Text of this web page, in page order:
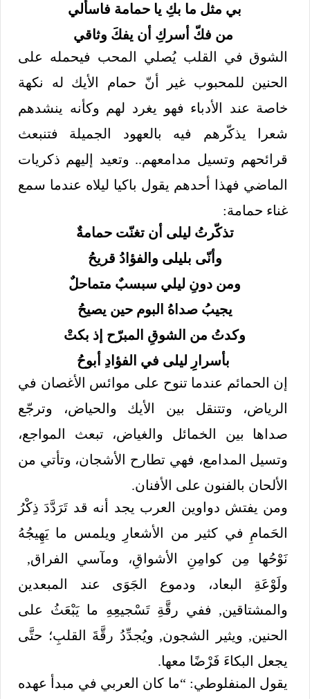
بي مثل ما بكِ يا حمامة فاسألي
من فكّ أسركِ أن يفكَ وثاقي
الشوق في القلب يُصلي المحب فيحمله على
الحنين للمحبوب غير أنّ حمام الأيك له نكهة
خاصة عند الأدباء فهو يغرد لهم وكأنه ينشدهم
شعرا يذكّرهم فيه بالعهود الجميلة فتنبعث
قرائحهم وتسيل مدامعهم.. وتعيد إليهم ذكريات
الماضي فهذا أحدهم يقول باكيا ليلاه عندما سمع
غناء حمامة:
تذكّرتُ ليلى أن تغنّت حمامةٌ
وأنّى بليلى والفؤادُ قريحُ
ومن دونِ ليلي سبسبٌ متماحلٌ
يجيبُ صداهُ البوم حين يصيحُ
وكدتُ من الشوقِ المبرّح إذ بكتْ
بأسرارِ ليلى في الفؤادِ أبوحُ
إن الحمائم عندما تنوح على موائس الأغصان في
الرياض، وتتنقل بين الأيك والحياض، وترجّع
صداها بين الخمائل والغياض، تبعث المواجع،
وتسيل المدامع، فهي تطارح الأشجان، وتأتي من
الألحان بالفنون على الأفنان.
ومن يفتش دواوين العرب يجد أنه قد تَرَدَّدَ ذِكْرُ
الحَمامِ في كثير من الأشعارِ ويلمس ما يَهِيجُهُ
نَوْحُها مِن كوامِنِ الأشواقِ، ومآسي الفراق,
ولَوْعَةِ البعاد، ودموع الجَوَى عند المبعدين
والمشتاقين, ففي رقَّةِ تَسْجيعِهِ ما يَبْعَثُ على
الحنين, ويثير الشجون, ويُجدِّدُ رقَّةَ القلبِ؛ حتَّى
يجعل البكاءَ فَرْضًا معها.
يقول المنفلوطي: “ما كان العربي في مبدأ عهده